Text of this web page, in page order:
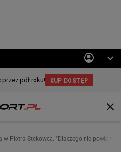
w Piotra Stokowca. "Dlaczego nie powie